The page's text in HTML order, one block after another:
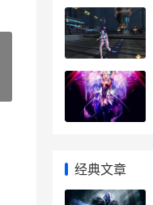
经典文章